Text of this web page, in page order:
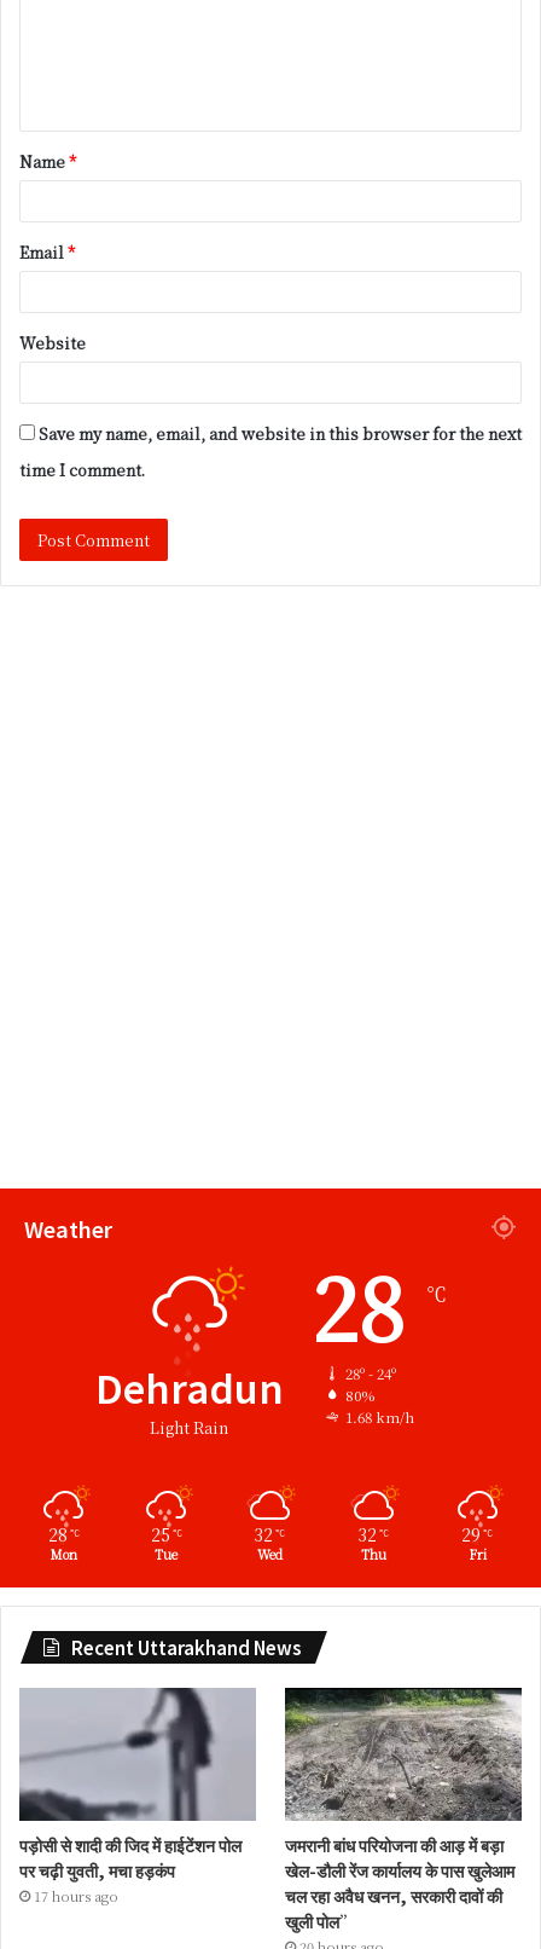
t
*
Name*
Email*
Website
Save my name, email, and website in this browser for the next
time I comment.
Weather
Dehradun
Light Rain
28 ℃
28º - 24º
80%
1.68 km/h
28 ℃
Mon
25 ℃
Tue
32 ℃
Wed
32 ℃
Thu
29℃
Fri
Recent Uttarakhand News
पड़ोसी से शादी की जिद में हाईटेंशन पोल
पर चढ़ी युवती, मचा हड़कंप
17 hours ago
जमरानी बांध परियोजना की आड़ में बड़ा
खेल-डौली रेंज कार्यालय के पास खुलेआम
चल रहा अवैध खनन, सरकारी दावों की
खुली पोल”